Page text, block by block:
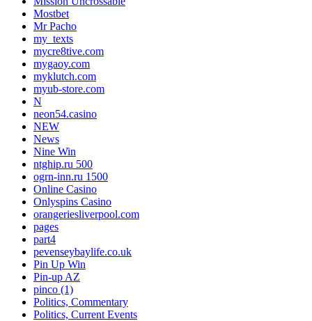
Mostbet
Mr Pacho
my_texts
mycre8tive.com
mygaoy.com
myklutch.com
myub-store.com
N
neon54.casino
NEW
News
Nine Win
ntghip.ru 500
ogrn-inn.ru 1500
Online Casino
Onlyspins Casino
orangeriesliverpool.com
pages
part4
pevenseybaylife.co.uk
Pin Up Win
Pin-up AZ
pinco (1)
Politics, Commentary
Politics, Current Events